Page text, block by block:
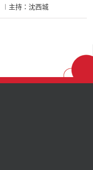
︱主持：沈西城